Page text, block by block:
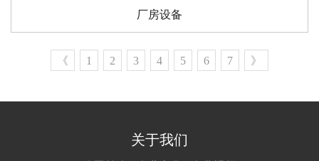
厂房设备
《 1 2 3 4 5 6 7 》
关于我们